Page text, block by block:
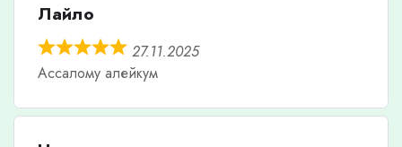
Лайло
27.11.2025
Ассалому алейкум